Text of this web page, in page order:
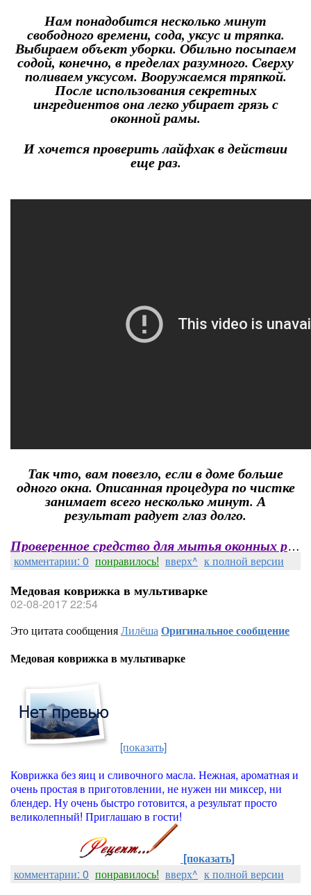
Нам понадобится несколько минут
свободного времени, сода, уксус и тряпка.
Выбираем объект уборки. Обильно посыпаем
содой, конечно, в пределах разумного. Сверху
поливаем уксусом. Вооружаемся тряпкой.
После использования секретных
ингредиентов она легко убирает грязь с
оконной рамы.
И хочется проверить лайфхак в действии
еще раз.
Так что, вам повезло, если в доме больше
одного окна. Описанная процедура по чистке
занимает всего несколько минут. А
результат радует глаз долго.
Проверенное средство для мытья оконных рам
комментарии: 0 понравилось! вверх^ к полной версии
Медовая коврижка в мультиварке
02-08-2017 22:54
Это цитата сообщенияЛилёшаОригинальное сообщение
Медовая коврижка в мультиварке
[показать]
Коврижка без яиц и сливочного масла. Нежная, ароматная и
очень простая в приготовлении, не нужен ни миксер, ни
блендер. Ну очень быстро готовится, а результат просто
великолепный! Приглашаю в гости!
[показать]
комментарии: 0 понравилось! вверх^ к полной версии